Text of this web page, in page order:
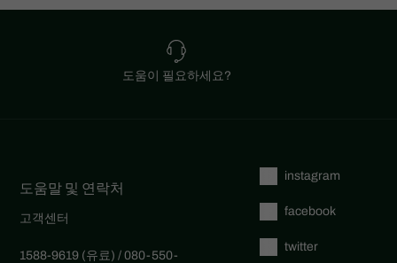
도움이 필요하세요?
도움말 및 연락처
고객센터
1588-9619 (유료) / 080-550-
instagram
facebook
twitter